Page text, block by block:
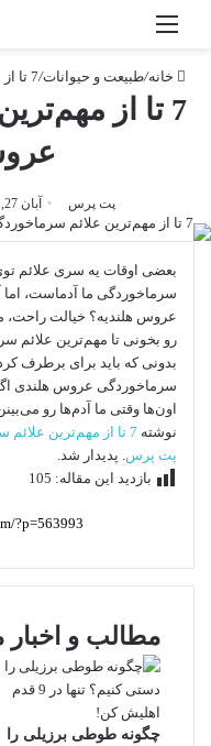
منو
خانه/طبیعت و حیوانات/7 تا از مهم‌ترین علائم سرماخوردگی عروس هلندی!
7 تا از
پت پرس آبان 27, 1403
بعضی اوقات یه سری علائم
سرماخوردگی ما آدماست، اما
عروس هلندیه؟ خیالت راحت، ما
رو بخونی تا مهم‌ترین
بدونی که باید برای برطرف
سرماخوردگی عروس هلندی اگه
اون‌ها وقتی ما آدم‌ها رو
نوشته 7 تا از مهم‌ترین علائم سرماخوردگی عروس هلندی!
پت پرس. پدیدار شد.
بازدید این مقاله: 105
مطالب و اخبار
چگونه طوطی برزیلی را